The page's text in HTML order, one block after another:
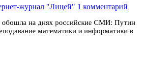
журнал "Лицей" 1 комментарий
обошла на днях российские СМИ: Путин
математики и информатики в